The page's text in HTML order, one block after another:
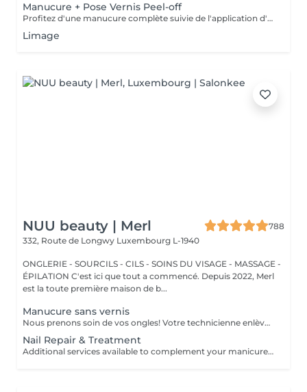
Manucure + Pose Vernis Peel-off
Profitez d'une manucure complète suivie de l'application d'un vernis Peel-Off. Ce système innovant offre une finition brillante et une tenue prolongée. Grâce à sa polymérisation sous lampe LED, le vernis est immédiatement sec : pas de traces, pas de marques ni d'empreintes après la prestation. Je n'utilise pas de vernis à ongles traditionnel, car le système Peel-Off est plus respectueux de l'ongle naturel, dégage moins d'odeurs, tient plus longtemps et permet un retrait plus doux.
Limage
NUU beauty | Merl
788
332, Route de Longwy Luxembourg L-1940
ONGLERIE - SOURCILS - CILS - SOINS DU VISAGE - MASSAGE -
ÉPILATION C'est ici que tout a commencé. Depuis 2022, Merl
est la toute première maison de b...
Manucure sans vernis
Nous prenons soin de vos ongles! Votre technicienne enlèvera délicatement les cellules mortes, façonnera et limera vos ongles, et polira la surface extérieure pour un fini lisse et naturel. Nos experts proposent des manucures à bords, hardware ou combinées, selon vos préférences. Comment se fait une manucure sans vernis? - la peau rugueuse est délicatement enlevée - la forme de la plaque de l'ongle est corrigée avec douceur - les cuticules et bords latéraux sont soigneusement traités - de l'huile nourrissante pour les cuticules et de la crème pour les mains sont appliquées pour nourrir et hydrater Limitations d'âge: recommandé à partir de 14 ans. Recommandations post-procédure: aucun soin particulier n'est nécessaire après cette procédure. Fréquence: une fois toutes les 3 semaines.
Nail Repair & Treatment
Additional services available to complement your manicure or as standalone treatments. Nail Repair per nail (during service) Minor repair of a single nail (small crack, local damage or broken nail). This option can be added multiple times if more than one nail requires repair. Charged at 3€ per nail for Manicure with Gel Polish services. Nail Repair per nail (walk-in) Repair of one nail without manicure or polish application. Suitable for clients booking a repair only. Onycholysis Treatment per nail Targeted care for nails affected by onycholysis. Performed without polish to support healthy nail recovery. IBX Nail Repair System Professional nail treatment designed to strengthen and restore natural nails. Can be booked alone or combined with gel removal for deeper repair. Gel Polish Removal Gentle and careful removal of gel polish.